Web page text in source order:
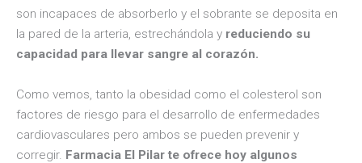
son incapaces de absorberlo y el sobrante se deposita en
la pared de la arteria, estrechándola y reduciendo su
capacidad para llevar sangre al corazón.
Como vemos, tanto la obesidad como el colesterol son
factores de riesgo para el desarrollo de enfermedades
cardiovasculares pero ambos se pueden prevenir y
corregir. Farmacia El Pilar te ofrece hoy algunos